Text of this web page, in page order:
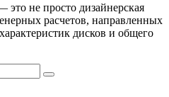
не просто дизайнерская
расчетов, направленных
дисков и общего